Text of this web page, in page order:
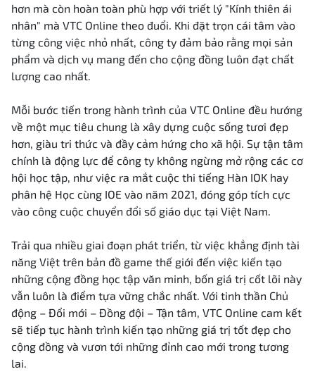
hơn mà còn hoàn toàn phù hợp với triết lý "Kính thiên ái
nhân" mà VTC Online theo đuổi. Khi đặt trọn cái tâm vào
từng công việc nhỏ nhất, công ty đảm bảo rằng mọi sản
phẩm và dịch vụ mang đến cho cộng đồng luôn đạt chất
lượng cao nhất.
Mỗi bước tiến trong hành trình của VTC Online đều hướng
về một mục tiêu chung là xây dựng cuộc sống tươi đẹp
hơn, giàu tri thức và đầy cảm hứng cho xã hội. Sự tận tâm
chính là động lực để công ty không ngừng mở rộng các cơ
hội học tập, như việc ra mắt cuộc thi tiếng Hàn IOK hay
phân hệ Học cùng IOE vào năm 2021, đóng góp tích cực
vào công cuộc chuyển đổi số giáo dục tại Việt Nam.
Trải qua nhiều giai đoạn phát triển, từ việc khẳng định tài
năng Việt trên bản đồ game thế giới đến việc kiến tạo
những cộng đồng học tập văn minh, bốn giá trị cốt lõi này
vẫn luôn là điểm tựa vững chắc nhất. Với tinh thần Chủ
động – Đổi mới – Đồng đội – Tận tâm, VTC Online cam kết
sẽ tiếp tục hành trình kiến tạo những giá trị tốt đẹp cho
cộng đồng và vươn tới những đỉnh cao mới trong tương
lai.